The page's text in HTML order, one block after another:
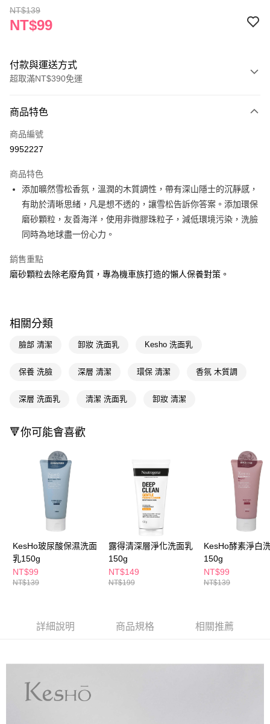
NT$139
NT$99
付款與運送方式
超取滿NT$390免運
POYA支付
信用卡一次付款
LINE Pay
Apple Pay
街口支付
悠遊付
Google Pay
【關於「AFTEE先享後付」】
便利好安心！
２．便利：只要手機號碼，簡訊認證，即可結帳。
【「AFTEE先享後付」結帳流程】
２．訂單成立數日內，您將收到繳費通知簡訊。
ATM／網路銀行／等多元方式進行付款，方視為交易完成。
※ 請注意：結帳手續完成當下不需立刻繳費，但若您需要取消訂單，請聯絡
購買商品的店家。未經商家同意取消之訂單仍視為有效，需透過AFTEE先享
後付繳納相關費用。
※ 交易是否成功請以「AFTEE先享後付 」之結帳頁面顯示為準，若有關於
是否繳費成功／繳費後需取消欲退款等相關疑問，請聯繫「AFTEE先享後付
客戶支援中心」
https://netprotections.freshdesk.com/support/home
【注意事項】
１．透過由恩沛科技股份有限公司提供之「AFTEE先享後付」服務完成之交
易，需依本服務之必要範圍內提供個人資料，並將交易相關給付款項請求債
權轉讓予恩沛科技股份有限公司。
２．關於個人資料處理事宜，請瀏覽以下網址：
「AFTEE先享後付」，若未經同意申辦者引起之損失，本公司不負相關責
請求用戶進行身份認證。
恩沛科技股份有限公司將有權停止該用戶之使用額度並採取法律行動。
每筆NT$65，滿NT$390(含以上)免運費
每筆NT$65，滿NT$390(含以上)免運費
萊爾富取貨付款
每筆NT$65，滿NT$490(含以上)免運費
付款後萊爾富取貨
每筆NT$65，滿NT$490(含以上)免運費
每筆NT$65，滿NT$490(含以上)免運費
付款後7-11取貨
每筆NT$100，滿NT$790(含以上)免運費
商品特色
商品編號
9952227
商品特色
添加曠然雪松香氛，溫潤的木質調性，帶有深山隱士的沉靜感，
有助於清晰思緒，凡是想不透的，讓雪松告訴你答案。添加環保
磨砂顆粒，友善海洋，使用非微膠珠粒子，減低環境污染，洗臉
同時為地球盡一份心力。
銷售重點
磨砂顆粒去除老廢角質，專為機車族打造的懶人保養對策。
相關分類
臉部 清潔 卸妝 洗面乳 Kesho 洗面乳
保養 洗臉 深層 清潔 環保 清潔 香氛 木質調
深層 洗面乳 清潔 洗面乳 卸妝 清潔
🔻你可能會喜歡
KesHo玻尿酸保濕洗面
乳150g
NT$99
NT$139
露得清深層淨化洗面乳
150g
NT$149
NT$199
KesHo酵素淨白
150g
NT$99
NT$139
詳細說明 商品規格 相關推薦